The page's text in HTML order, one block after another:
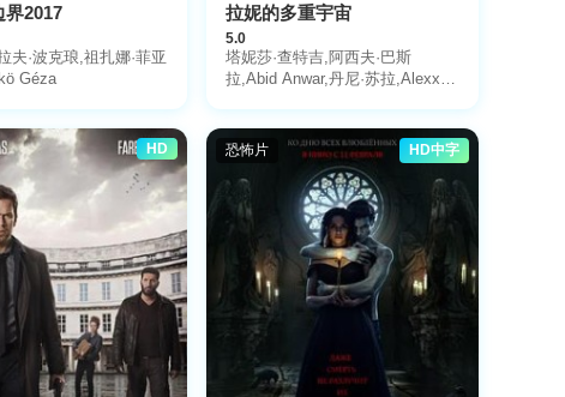
界2017
夫·波克琅,祖扎娜·菲亚
Géza
拉妮的多重宇宙
5.0
塔妮莎·查特吉,阿西夫·巴斯
拉,Abid Anwar,丹尼·苏拉,Alexx O
HD 恐怖片 HD中字